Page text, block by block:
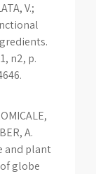
V.;
n2, p.
A.
and plant
globe